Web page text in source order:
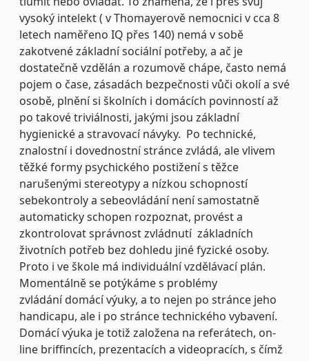
vysoký intelekt ( v Thomayerově nemocnici v cca 8
letech naměřeno IQ přes 140) nemá v sobě
zakotvené základní sociální potřeby, a ač je
dostatečně vzdělán a rozumově chápe, často nemá
pojem o čase, zásadách bezpečnosti vůči okolí a své
osobě, plnění si školních i domácích povinností až
po takové triviálnosti, jakými jsou základní
hygienické a stravovací návyky. Po technické,
znalostní i dovednostní stránce zvládá, ale vlivem
těžké formy psychického postižení s těžce
narušenými stereotypy a nízkou schopností
sebekontroly a sebeovládání není samostatně
automaticky schopen rozpoznat, provést a
zkontrolovat správnost zvládnutí základních
životních potřeb bez dohledu jiné fyzické osoby.
Proto i ve škole má individuální vzdělávací plán.
Momentálně se potýkáme s problémy
zvládání domácí výuky, a to nejen po stránce jeho
handicapu, ale i po stránce technického vybavení.
Domácí výuka je totiž založena na referátech, on-
line briffincích, prezentacích a videopracích, s čímž